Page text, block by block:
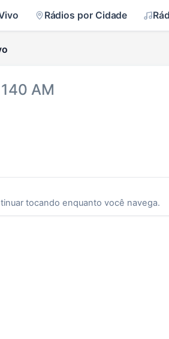
Rádios por Cidade
AM
tocando enquanto você navega.